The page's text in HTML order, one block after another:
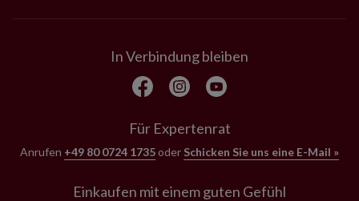
In Verbindung bleiben
Für Expertenrat
Anrufen +49 80 0724 1735oder Schicken Sie uns eine E-Mail »
Einkaufen mit einem guten Gefühl